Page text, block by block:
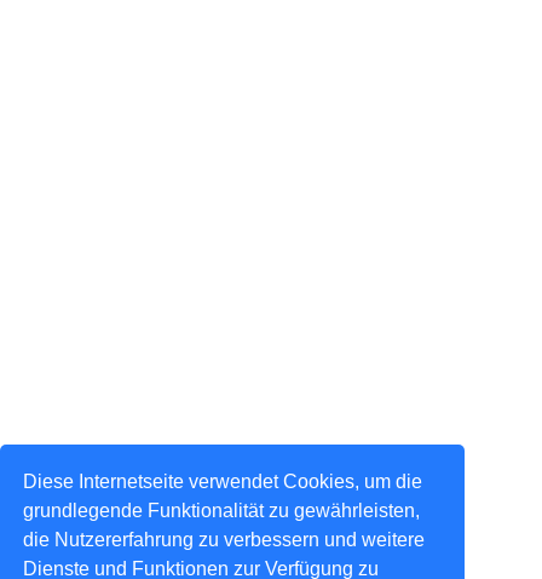
Diese Internetseite verwendet Cookies, um die
grundlegende Funktionalität zu gewährleisten,
die Nutzererfahrung zu verbessern und weitere
Dienste und Funktionen zur Verfügung zu